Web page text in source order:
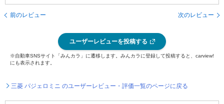
前のレビュー 次のレビュー
ユーザーレビューを投稿する
※自動車SNSサイト「みんカラ」に遷移します。みんカラに登録して投稿すると、carview!
にも表示されます。
三菱 パジェロミニ のユーザーレビュー・評価一覧のページに戻る